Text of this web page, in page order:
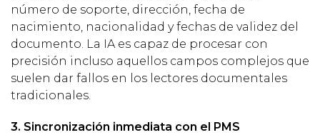
número de soporte, dirección, fecha de
nacimiento, nacionalidad y fechas de validez del
documento. La IA es capaz de procesar con
precisión incluso aquellos campos complejos que
suelen dar fallos en los lectores documentales
tradicionales.
3. Sincronización inmediata con el PMS